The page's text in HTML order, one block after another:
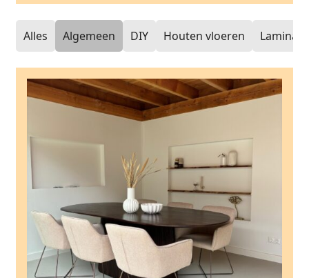
Alles Algemeen DIY Houten vloeren Laminaat